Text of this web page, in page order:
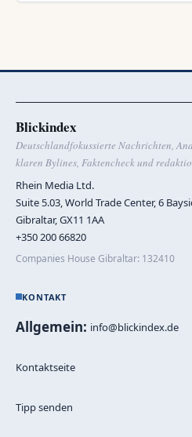
Blickindex
Deutschlandfokussierte Nachrichten,
klaren Bylines, Faktencheck und
Rhein Media Ltd.
Suite 5.03, World Trade Center, 6
Gibraltar, GX11 1AA
+350 200 66820
Companies House Gibraltar: 132410
KONTAKT
Allgemein: info@blickindex.de
Kontaktseite
Tipp senden